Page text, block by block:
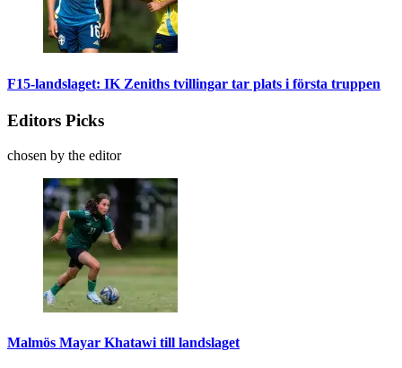
F15-landslaget: IK Zeniths tvillingar tar plats i första truppen
Editors Picks
chosen by the editor
Malmös Mayar Khatawi till landslaget